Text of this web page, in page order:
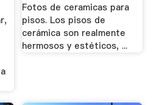
Fotos de ceramicas para
pisos. Los pisos de
cerámica son realmente
hermosos y estéticos, ...